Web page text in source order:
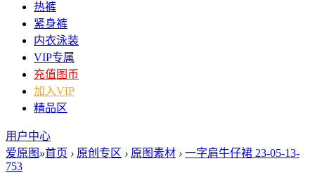
热裤
紧身裤
内衣泳装
VIP专属
充值图币
加入VIP
精品区
用户中心
爱原图 »首页 › 原创专区 › 原图素材 › 一字肩牛仔裙 23-05-13-
753